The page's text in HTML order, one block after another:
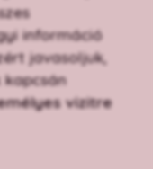
információ
javasoljuk,
kapcsán
vizitre